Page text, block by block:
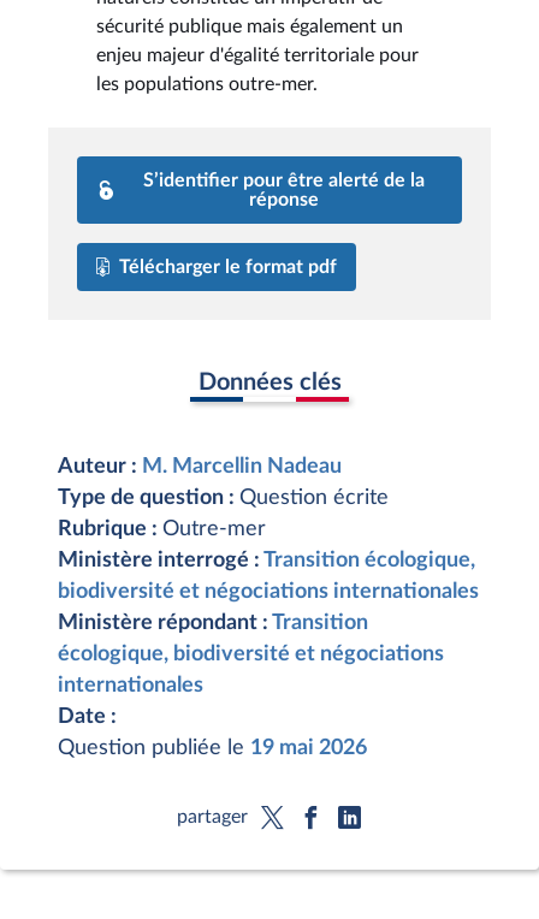
sécurité publique mais également un
enjeu majeur d'égalité territoriale pour
les populations outre-mer.
S’identifier pour être alerté de la
réponse
Télécharger le format pdf
Données clés
Auteur : M. Marcellin Nadeau
Type de question : Question écrite
Rubrique : Outre-mer
Ministère interrogé : Transition écologique,
biodiversité et négociations internationales
Ministère répondant : Transition
écologique, biodiversité et négociations
internationales
Date :
Question publiée le 19 mai 2026
partager